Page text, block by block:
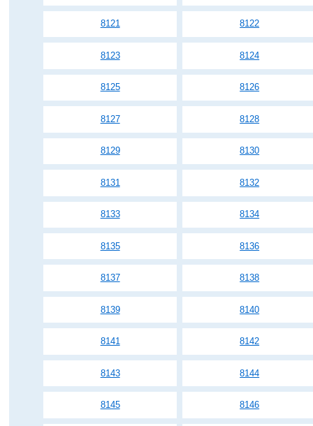
8121 8122
8123 8124
8125 8126
8127 8128
8129 8130
8131 8132
8133 8134
8135 8136
8137 8138
8139 8140
8141 8142
8143 8144
8145 8146